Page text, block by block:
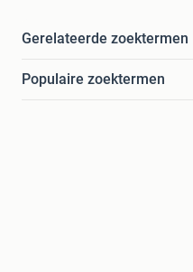
Gerelateerde zoektermen
Populaire zoektermen